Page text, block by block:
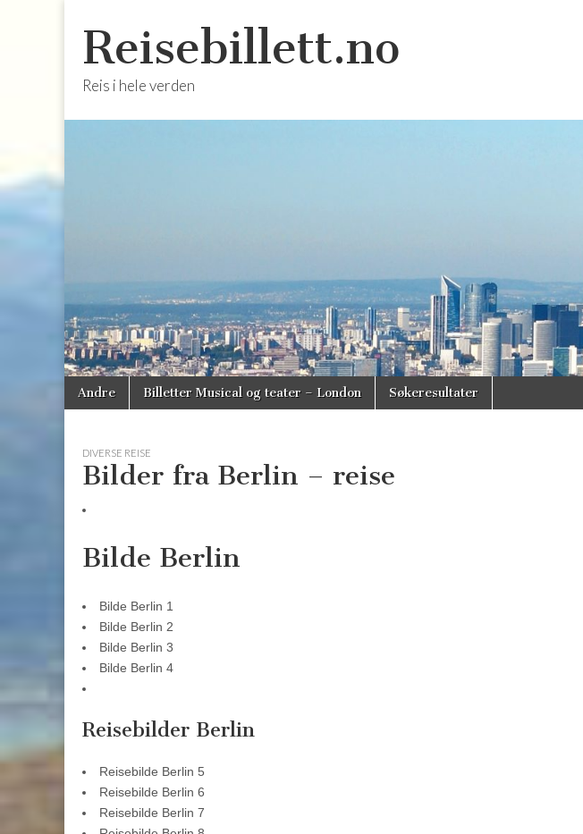
Reisebillett.no
Reis i hele verden
Main
menu
Skip
Andre Billetter Musical og teater – London Søkeresultater
DIVERSE REISE
Bilder fra Berlin – reise
Bilde Berlin
Bilde Berlin 1
Bilde Berlin 2
Bilde Berlin 3
Bilde Berlin 4
Reisebilder Berlin
Reisebilde Berlin 5
Reisebilde Berlin 6
Reisebilde Berlin 7